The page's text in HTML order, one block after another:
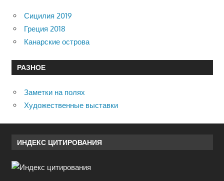
Сицилия 2019
Греция 2018
Канарские острова
РАЗНОЕ
Заметки на полях
Художественные выставки
ИНДЕКС ЦИТИРОВАНИЯ